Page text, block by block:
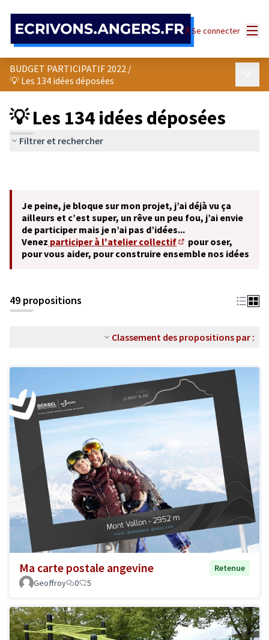
Se connecter
BUDGET PARTICIPATIF 2022 /
💡 Les 134 idées déposées
💡 Les 134 idées déposées
Filtrer et rechercher
Je peine, je bloque sur mon projet, j’ai déjà vu ça
ailleurs et c’est super, un rêve un peu fou, j’ai envie
de participer mais je n’ai pas d’idées...
Venez participer à l'atelier collectif
(S'ouvre dans un
pour oser,
pour vous aider, pour construire ensemble nos idées
49 propositions
Classement des propositions par :
Ma carte postale angevine
Retenue
Geoffroy
0 5